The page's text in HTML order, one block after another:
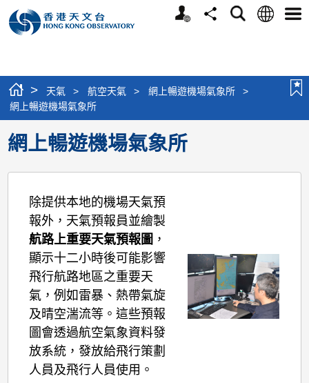
個
分
搜
語
選
> 天氣 > 航空天氣 > 網上暢遊機場氣象所
>
網上暢遊機場氣象所
網上暢遊機場氣象所
除提供本地的機場天氣預
報外，天氣預報員並繪製
航路上重要天氣預報圖 ，
顯示十二小時後可能影響
飛行航路地區之重要天
氣，例如雷暴、熱帶氣旋
及晴空湍流等。這些預報
圖會透過航空氣象資料發
放系統，發放給飛行策劃
人員及飛行人員使用。